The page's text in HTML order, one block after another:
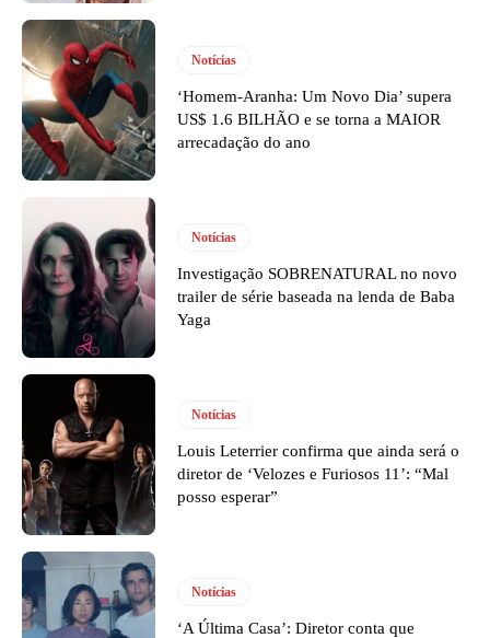
Notícias
‘Homem-Aranha: Um Novo Dia’ supera
US$ 1.6 BILHÃO e se torna a MAIOR
arrecadação do ano
Notícias
Investigação SOBRENATURAL no novo
trailer de série baseada na lenda de Baba
Yaga
Notícias
Louis Leterrier confirma que ainda será o
diretor de ‘Velozes e Furiosos 11’: “Mal
posso esperar”
Notícias
‘A Última Casa’: Diretor conta que